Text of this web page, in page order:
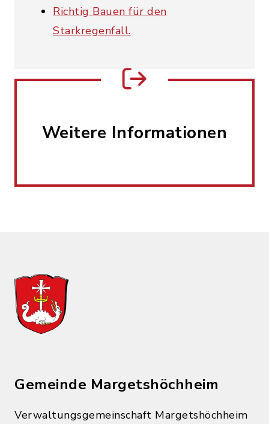
Richtig Bauen für den
Starkregenfall.
Weitere Informationen
Gemeinde Margetshöchheim
Verwaltungsgemeinschaft Margetshöchheim